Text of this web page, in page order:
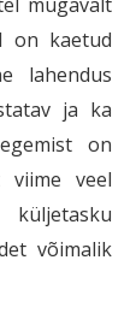
on kaetud
lahendus
ja ka
on
viime veel
küljetasku
võimalik